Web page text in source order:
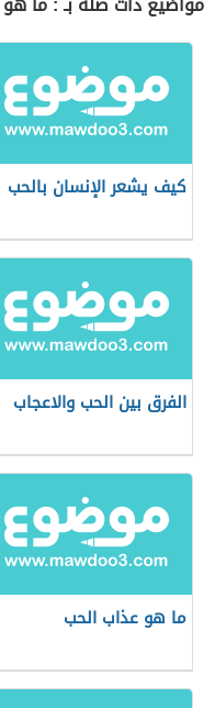
كيف يشعر الإنسان بالحب
الفرق بين الحب والاعجاب
ما هو عذاب الحب